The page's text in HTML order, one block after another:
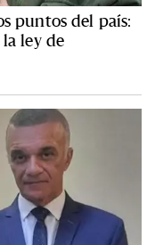
puntos del país:
ley de